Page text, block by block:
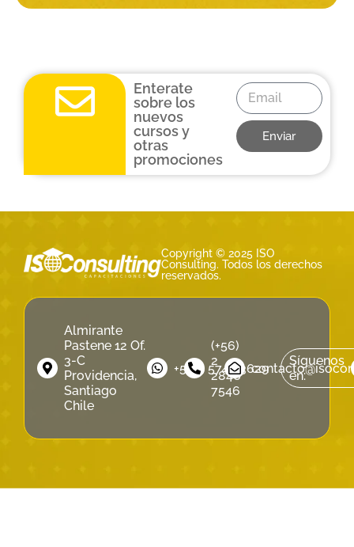
Enterate
sobre los
nuevos
cursos y
otras
promociones
Enviar
Copyright © 2025 ISO
Consulting. Todos los derechos
reservados.
Almirante
Pastene 12 Of.
3-C
Providencia,
Santiago
Chile
‪+56 9 5740 3629‬
(+56)
2
2846
7546
Síguenos
en: